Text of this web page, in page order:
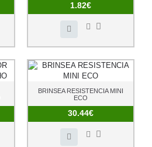
1.82€
BRINSEA RESISTENCIA MINI
ECO
30.44€